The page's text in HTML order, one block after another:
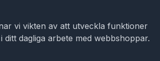
vi vikten av att utveckla funktioner
ditt dagliga arbete med webbshoppar.